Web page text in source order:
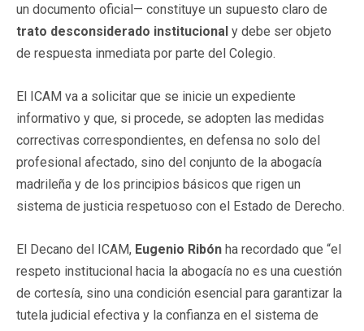
un documento oficial— constituye un supuesto claro de
trato desconsiderado institucional y debe ser objeto
de respuesta inmediata por parte del Colegio.
El ICAM va a solicitar que se inicie un expediente
informativo y que, si procede, se adopten las medidas
correctivas correspondientes, en defensa no solo del
profesional afectado, sino del conjunto de la abogacía
madrileña y de los principios básicos que rigen un
sistema de justicia respetuoso con el Estado de Derecho.
El Decano del ICAM, Eugenio Ribón ha recordado que “el
respeto institucional hacia la abogacía no es una cuestión
de cortesía, sino una condición esencial para garantizar la
tutela judicial efectiva y la confianza en el sistema de